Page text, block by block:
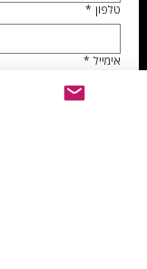
טלפון *
אימייל *